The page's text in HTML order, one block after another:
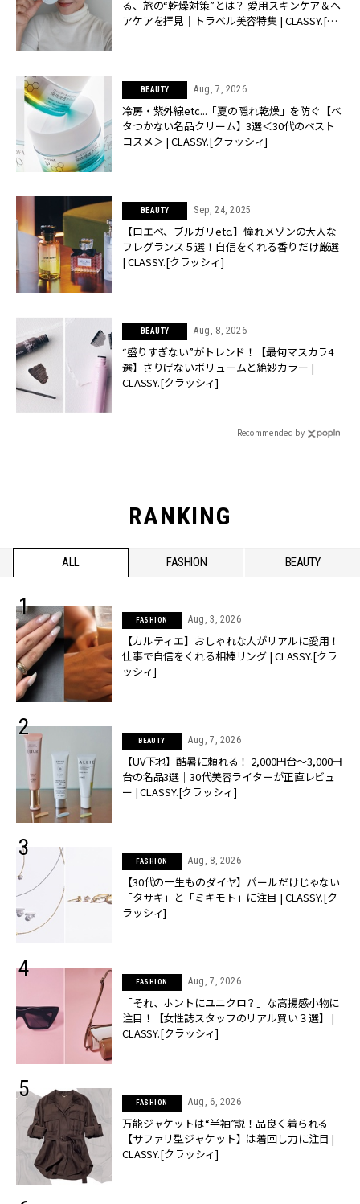
る、旅の“乾燥対策”とは？ 愛用スキンケア＆ヘ
アケアを拝見｜トラベル美容特集 | CLASSY.[ク
BEAUTY Aug, 7, 2026
冷房・紫外線etc...「夏の隠れ乾燥」を防ぐ【ベ
タつかない名品クリーム】3選＜30代のベスト
コスメ＞ | CLASSY.[クラッシィ]
BEAUTY Sep, 24, 2025
【ロエベ、ブルガリetc.】憧れメゾンの大人な
フレグランス５選！自信をくれる香りだけ厳選
| CLASSY.[クラッシィ]
BEAUTY Aug, 8, 2026
“盛りすぎない”がトレンド！【最旬マスカラ4
選】さりげないボリュームと絶妙カラー |
CLASSY.[クラッシィ]
Recommended by
RANKING
ALL FASHION BEAUTY
FASHION Aug, 3, 2026
【カルティエ】おしゃれな人がリアルに愛用！
仕事で自信をくれる相棒リング | CLASSY.[クラ
ッシィ]
BEAUTY Aug, 7, 2026
【UV下地】酷暑に頼れる！ 2,000円台〜3,000円
台の名品3選｜30代美容ライターが正直レビュ
ー | CLASSY.[クラッシィ]
FASHION Aug, 8, 2026
【30代の一生ものダイヤ】パールだけじゃない
「タサキ」と「ミキモト」に注目 | CLASSY.[ク
ラッシィ]
FASHION Aug, 7, 2026
「それ、ホントにユニクロ？」な高揚感小物に
注目！【女性誌スタッフのリアル買い３選】 |
CLASSY.[クラッシィ]
FASHION Aug, 6, 2026
万能ジャケットは“半袖”説！品良く着られる
【サファリ型ジャケット】は着回し力に注目 |
CLASSY.[クラッシィ]